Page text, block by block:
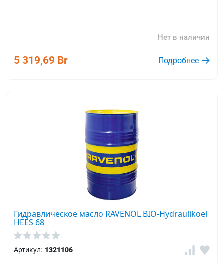
Нет в наличии
5 319,69 Br Подробнее
Гидравлическое масло RAVENOL BIO-Hydraulikoel
HEES 68
Артикул: 1321106